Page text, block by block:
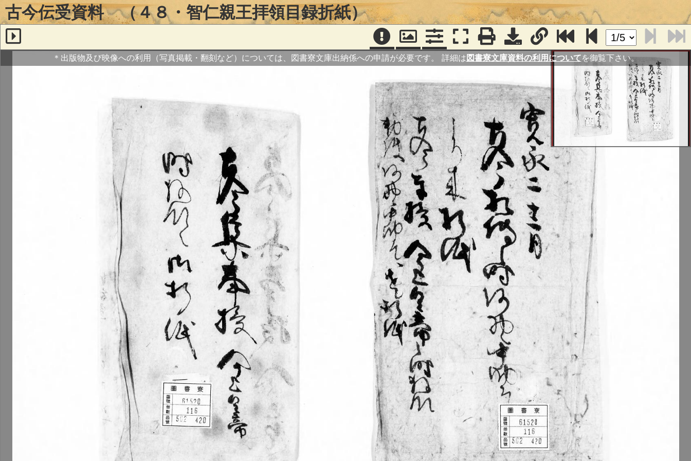
古今伝受資料 （４８・智仁親王拝領目録折紙）
＊出版物及び映像への利用（写真掲載・翻刻など）については、図書寮文庫出納係への申請が必要です。 詳細は 図書寮文庫資料の利用についてを御覧下さい。